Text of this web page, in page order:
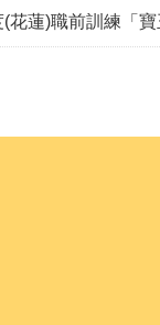
首飾製作班第02期」報名延長至8/